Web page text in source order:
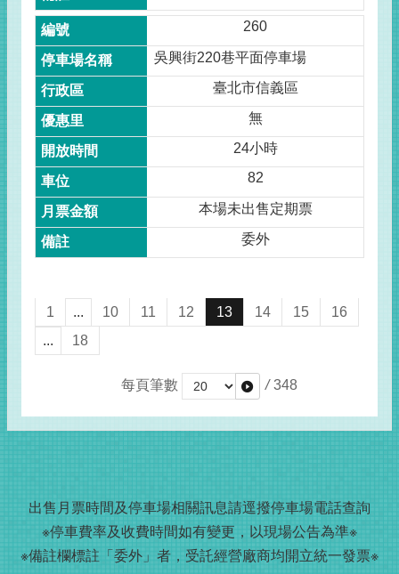
260
吳興街220巷平面停車場
臺北市信義區
無
24小時
82
本場未出售定期票
委外
1 ... 10 11 12 13 14 15
16
...
18
每頁筆數 / 348
出售月票時間及停車場相關訊息請逕撥停車場電話查詢
※停車費率及收費時間如有變更，以現場公告為準※
※備註欄標註「委外」者，受託經營廠商均開立統一發票※